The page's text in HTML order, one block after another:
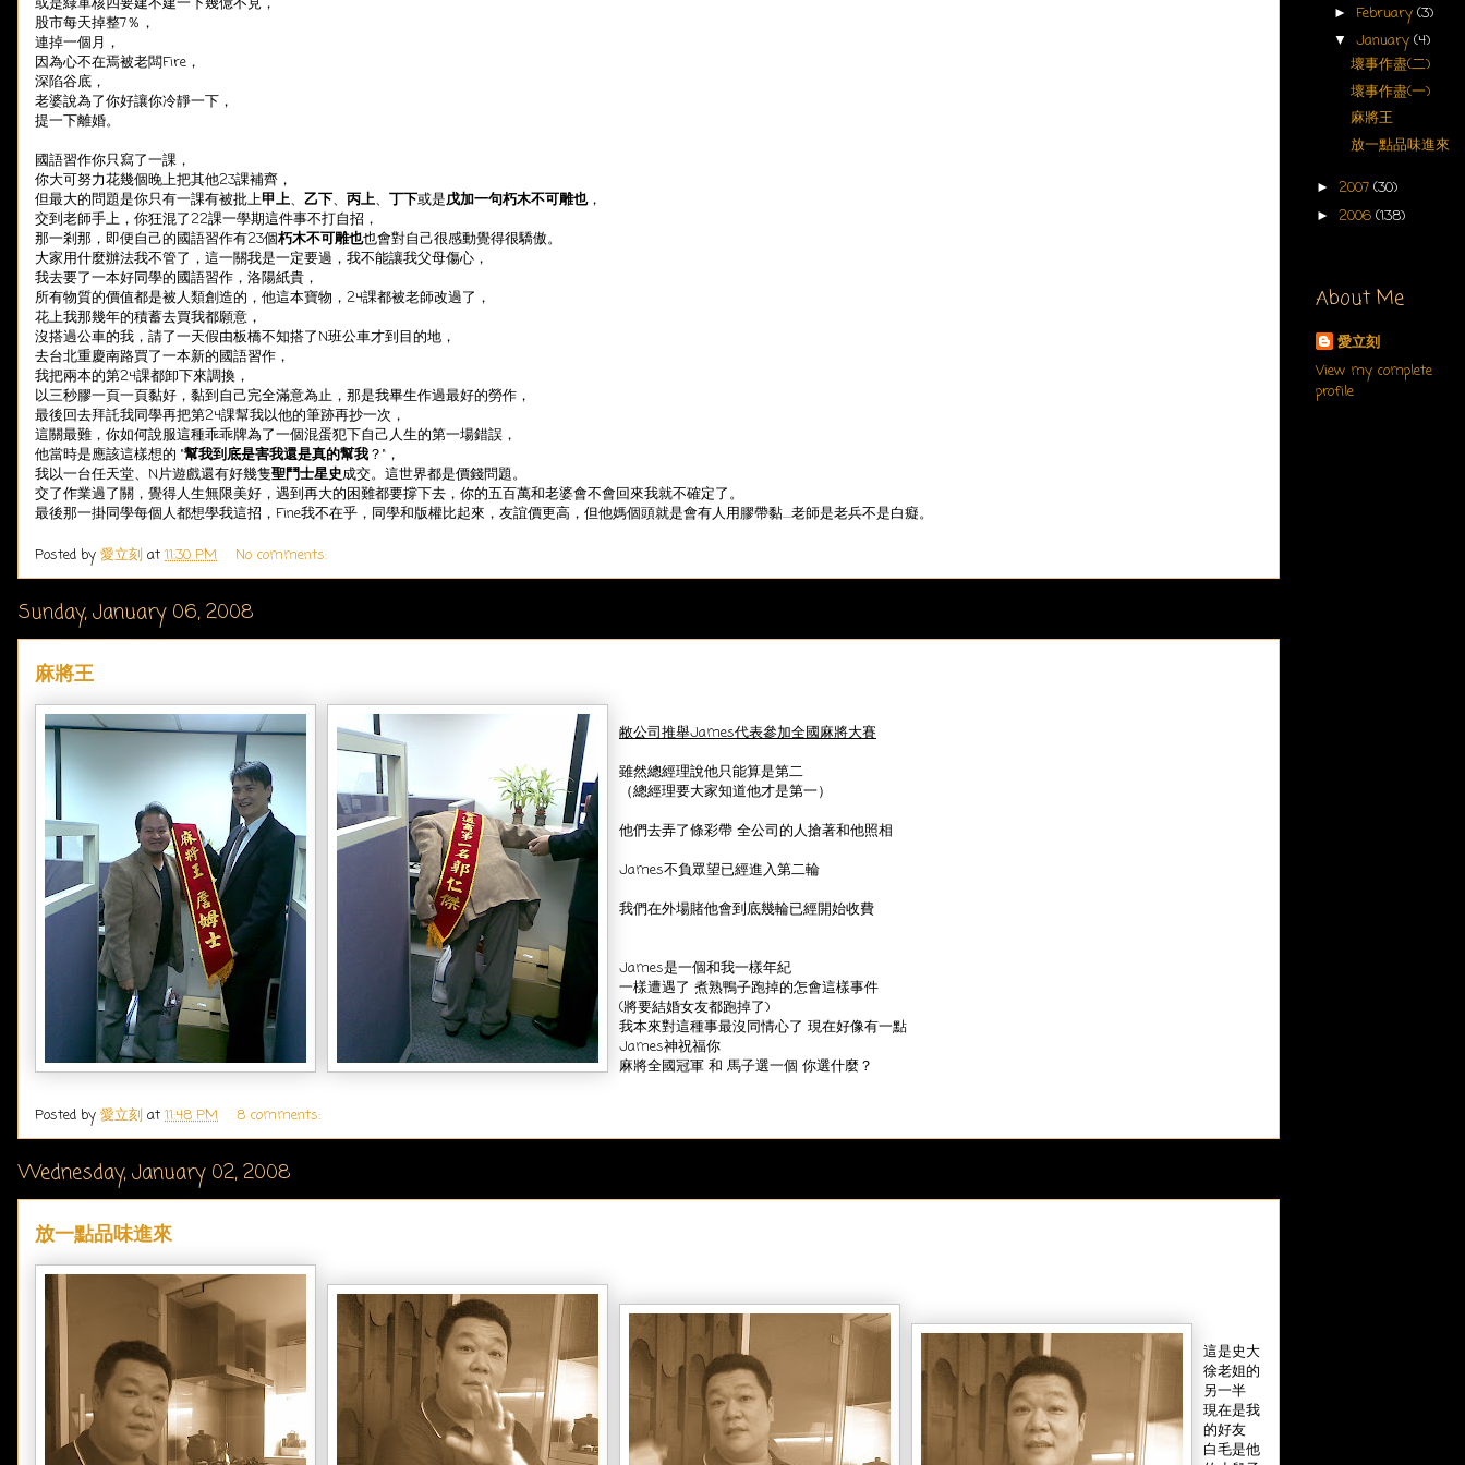
股市每天掉整7％，
連掉一個月，
因為心不在焉被老闆Fire，
深陷谷底，
老婆說為了你好讓你冷靜一下，
提一下離婚。
國語習作你只寫了一課，
你大可努力花幾個晚上把其他23課補齊，
但最大的問題是你只有一課有被批上甲上、 乙下、 丙上、 丁下或是戊加一句朽木不可雕也，
交到老師手上，你狂混了22課一學期這件事不打自招，
那一剎那，即便自己的國語習作有23個朽木不可雕也也會對自己很感動覺得很驕傲。
大家用什麼辦法我不管了，這一關我是一定要過，我不能讓我父母傷心，
我去要了一本好同學的國語習作，洛陽紙貴，
所有物質的價值都是被人類創造的，他這本寶物，24課都被老師改過了，
花上我那幾年的積蓄去買我都願意，
沒搭過公車的我，請了一天假由板橋不知搭了N班公車才到目的地，
去台北重慶南路買了一本新的國語習作，
我把兩本的第24課都卸下來調換，
以三秒膠一頁一頁黏好，黏到自己完全滿意為止，那是我畢生作過最好的勞作，
最後回去拜託我同學再把第24課幫我以他的筆跡再抄一次，
這關最難，你如何說服這種乖乖牌為了一個混蛋犯下自己人生的第一場錯誤，
他當時是應該這樣想的 "幫我到底是害我還是真的幫我？"，
我以一台任天堂、N片遊戲還有好幾隻聖鬥士星史成交。這世界都是價錢問題。
交了作業過了關，覺得人生無限美好，遇到再大的困難都要撐下去，你的五百萬和老婆會不會回來我就不確定了。
最後那一掛同學每個人都想學我這招，Fine我不在乎，同學和版權比起來，友誼價更高，但他媽個頭就是會有人用膠帶黏....老師是老兵不是白癡。
Posted by 愛立刻 at 11:30 PM No comments:
Sunday, January 06, 2008
麻將王
敝公司推舉James代表參加全國麻將大賽
雖然總經理說他只能算是第二
（總經理要大家知道他才是第一）
他們去弄了條彩帶 全公司的人搶著和他照相
James不負眾望已經進入第二輪
我們在外場賭他會到底幾輪已經開始收費
James是一個和我一樣年紀
一樣遭遇了 煮熟鴨子跑掉的怎會這樣事件
(將要結婚女友都跑掉了)
我本來對這種事最沒同情心了 現在好像有一點
James神祝福你
麻將全國冠軍 和 馬子選一個 你選什麼？
Posted by 愛立刻 at 11:48 PM 8 comments:
Wednesday, January 02, 2008
放一點品味進來
這是史大
徐老姐的
另一半
現在是我
的好友
白毛是他
► February (3)
▼ January (4)
壞事作盡(二)
壞事作盡(一)
麻將王
放一點品味進來
► 2007 (30)
► 2006 (138)
About Me
愛立刻
View my complete
profile